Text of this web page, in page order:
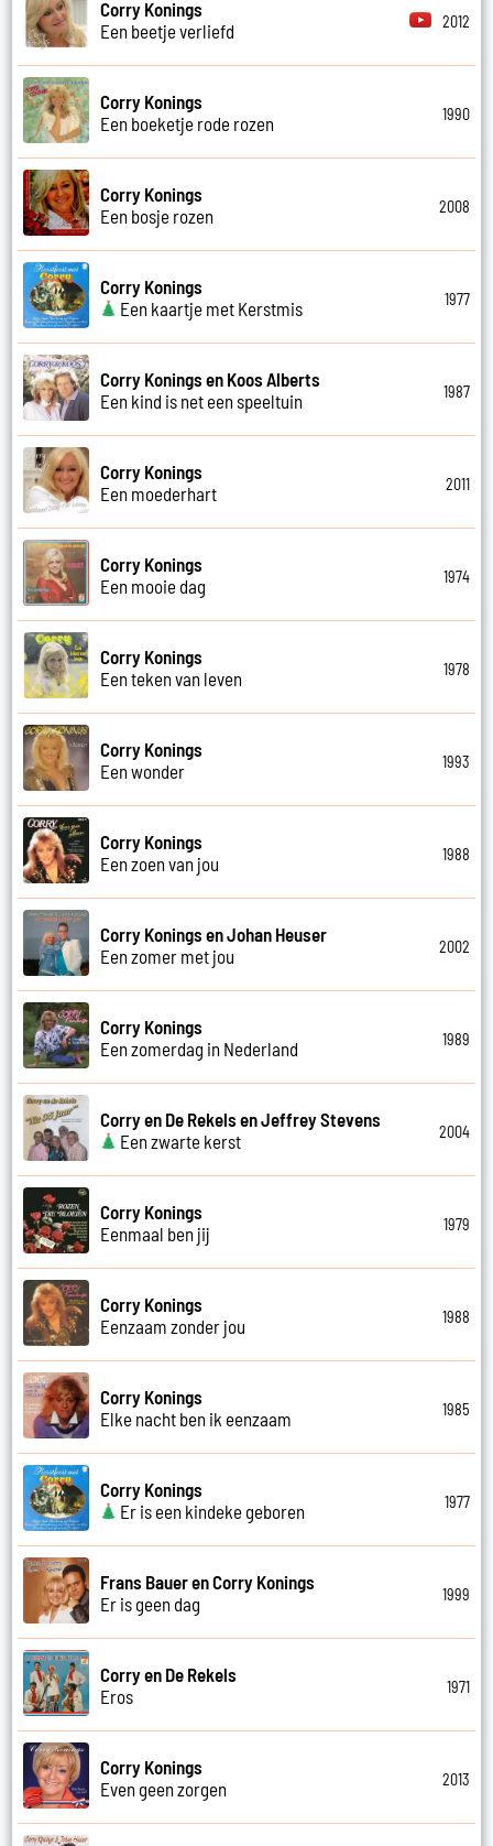
Corry Konings
Een beetje verliefd
2012
Corry Konings
Een boeketje rode rozen
1990
Corry Konings
Een bosje rozen
2008
Corry Konings
Een kaartje met Kerstmis
1977
Corry Konings en Koos Alberts
Een kind is net een speeltuin
1987
Corry Konings
Een moederhart
2011
Corry Konings
Een mooie dag
1974
Corry Konings
Een teken van leven
1978
Corry Konings
Een wonder
1993
Corry Konings
Een zoen van jou
1988
Corry Konings en Johan Heuser
Een zomer met jou
2002
Corry Konings
Een zomerdag in Nederland
1989
Corry en De Rekels en Jeffrey Stevens
Een zwarte kerst
2004
Corry Konings
Eenmaal ben jij
1979
Corry Konings
Eenzaam zonder jou
1988
Corry Konings
Elke nacht ben ik eenzaam
1985
Corry Konings
Er is een kindeke geboren
1977
Frans Bauer en Corry Konings
Er is geen dag
1999
Corry en De Rekels
Eros
1971
Corry Konings
Even geen zorgen
2013